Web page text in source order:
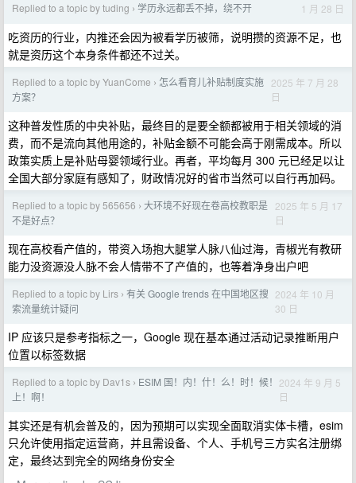
Replied to a topic by tuding › 学历永远都丢不掉，绕不开 1 月 28 日
吃资历的行业，内推还会因为被看学历被筛，说明攒的资源不足，也
就是资历这个本身条件都还不过关。
Replied to a topic by YuanCome › 怎么看育儿补贴制度实施
方案？
2025 年 7 月 28
日
这种普发性质的中央补贴，最终目的是要全额都被用于相关领域的消
费，而不是流向其他用途的，补贴金额不可能会高于刚需成本。所以
政策实质上是补贴母婴领域行业。再者，平均每月 300 元已经足以让
全国大部分家庭有感知了，财政情况好的省市当然可以自行再加码。
Replied to a topic by 565656 › 大环境不好现在卷高校教职是
不是好点？
2025 年 5 月 17
日
现在高校看产值的，带资入场抱大腿掌人脉八仙过海，青椒光有教研
能力没资源没人脉不会人情带不了产值的，也等着净身出户吧
Replied to a topic by Lirs › 有关 Google trends 在中国地区搜
索流量统计疑问
2024 年 10 月
30 日
IP 应该只是参考指标之一，Google 现在基本通过活动记录推断用户
位置以标签数据
Replied to a topic by Dav1s › ESIM 国！内！什！么！时！候！
上！啊！
2024 年 9 月 5
日
其实还是有机会普及的，因为预期可以实现全面取消实体卡槽，esim
只允许使用指定运营商，并且需设备、个人、手机号三方实名注册绑
定，最终达到完全的网络身份安全